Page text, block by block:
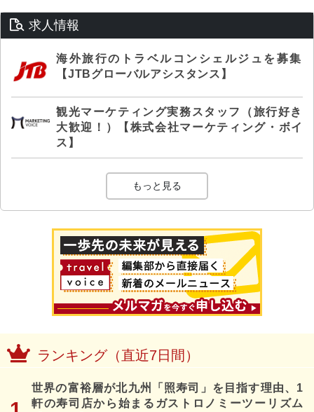
求人情報
海外旅行のトラベルコンシェルジュを募集
【JTBグローバルアシスタンス】
観光マーケティング実務スタッフ（旅行好き
大歓迎！）【株式会社マーケティング・ボイ
ス】
もっと見る
ランキング（直近7日間）
世界の富裕層が北九州「照寿司」を目指す理由、1
軒の寿司店から始まるガストロノミーツーリズム